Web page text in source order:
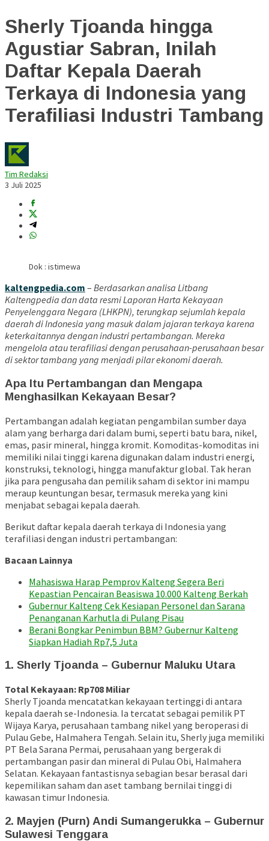
Sherly Tjoanda hingga
Agustiar Sabran, Inilah
Daftar Kepala Daerah
Terkaya di Indonesia yang
Terafiliasi Industri Tambang
Tim Redaksi
3 Juli 2025
Dok : istimewa
kaltengpedia.com – Berdasarkan analisa Litbang
Kaltengpedia dan data resmi Laporan Harta Kekayaan
Penyelenggara Negara (LHKPN), terungkap sejumlah kepala
daerah di Indonesia yang masuk dalam jajaran terkaya karena
keterkaitannya dengan industri pertambangan. Mereka
mengelola atau terafiliasi dengan perusahaan-perusahaan besar
di sektor tambang yang menjadi pilar ekonomi daerah.
Apa Itu Pertambangan dan Mengapa
Menghasilkan Kekayaan Besar?
Pertambangan adalah kegiatan pengambilan sumber daya
alam yang berharga dari dalam bumi, seperti batu bara, nikel,
emas, pasir mineral, hingga kromit. Komoditas-komoditas ini
memiliki nilai tinggi karena digunakan dalam industri energi,
konstruksi, teknologi, hingga manufaktur global. Tak heran
jika para pengusaha dan pemilik saham di sektor ini mampu
meraup keuntungan besar, termasuk mereka yang kini
menjabat sebagai kepala daerah.
Berikut daftar kepala daerah terkaya di Indonesia yang
terafiliasi dengan industri pertambangan:
Bacaan Lainnya
Mahasiswa Harap Pemprov Kalteng Segera Beri
Kepastian Pencairan Beasiswa 10.000 Kalteng Berkah
Gubernur Kalteng Cek Kesiapan Personel dan Sarana
Penanganan Karhutla di Pulang Pisau
Berani Bongkar Penimbun BBM? Gubernur Kalteng
Siapkan Hadiah Rp7,5 Juta
1. Sherly Tjoanda – Gubernur Maluku Utara
Total Kekayaan: Rp708 Miliar
Sherly Tjoanda mencatatkan kekayaan tertinggi di antara
kepala daerah se-Indonesia. Ia tercatat sebagai pemilik PT
Wijaya Karya, perusahaan tambang nikel yang beroperasi di
Pulau Gebe, Halmahera Tengah. Selain itu, Sherly juga memiliki
PT Bela Sarana Permai, perusahaan yang bergerak di
pertambangan pasir dan mineral di Pulau Obi, Halmahera
Selatan. Kekayaan fantastisnya sebagian besar berasal dari
kepemilikan saham dan aset tambang bernilai tinggi di
kawasan timur Indonesia.
2. Mayjen (Purn) Andi Sumangerukka – Gubernur
Sulawesi Tenggara